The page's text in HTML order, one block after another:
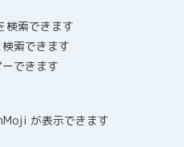
検索できます
索できます
できます
が表示できます